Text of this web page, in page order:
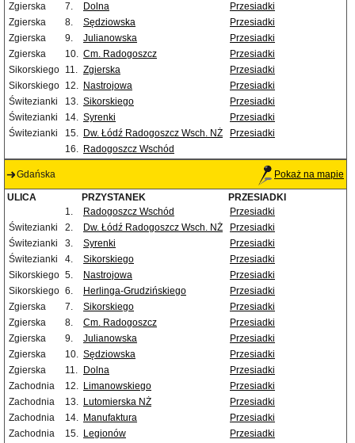
Zgierska
7. Dolna
Przesiadki
Zgierska
8. Sędziowska
Przesiadki
Zgierska
9. Julianowska
Przesiadki
Zgierska
10. Cm. Radogoszcz
Przesiadki
Sikorskiego 11. Zgierska
Przesiadki
Sikorskiego 12. Nastrojowa
Przesiadki
Świtezianki
13. Sikorskiego
Przesiadki
Świtezianki
14. Syrenki
Przesiadki
Świtezianki
15. Dw. Łódź Radogoszcz Wsch. NŻ
Przesiadki
16. Radogoszcz Wschód
Gdańska Pokaż na mapie
ULICA PRZYSTANEK
PRZESIADKI
1.
Radogoszcz Wschód
Przesiadki
Świtezianki
2. Dw. Łódź Radogoszcz Wsch. NŻ
Przesiadki
Świtezianki
3. Syrenki
Przesiadki
Świtezianki
4. Sikorskiego
Przesiadki
Sikorskiego 5. Nastrojowa
Przesiadki
Sikorskiego 6. Herlinga-Grudzińskiego
Przesiadki
Zgierska
7. Sikorskiego
Przesiadki
Zgierska
8. Cm. Radogoszcz
Przesiadki
Zgierska
9. Julianowska
Przesiadki
Zgierska
10. Sędziowska
Przesiadki
Zgierska
11. Dolna
Przesiadki
Zachodnia
12. Limanowskiego
Przesiadki
Zachodnia
13. Lutomierska NŻ
Przesiadki
Zachodnia
14. Manufaktura
Przesiadki
Zachodnia
15. Legionów Przesiadki